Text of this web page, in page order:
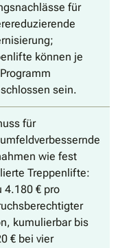
für
können je
sein.
für
wie fest
Treppenlifte:
4.180 € pro
kumulierbar bis
€ bei vier